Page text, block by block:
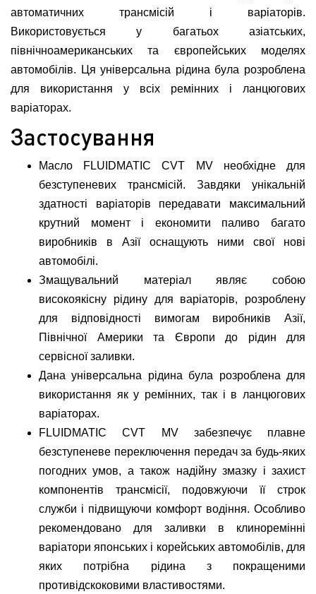
автоматичних трансмісій і варіаторів.
Використовується у багатьох азіатських,
північноамериканських та європейських моделях
автомобілів. Ця універсальна рідина була розроблена
для використання у всіх ремінних і ланцюгових
варіаторах.
Застосування
Масло FLUIDMATIC CVT MV необхідне для
безступеневих трансмісій. Завдяки унікальній
здатності варіаторів передавати максимальний
крутний момент і економити паливо багато
виробників в Азії оснащують ними свої нові
автомобілі.
Змащувальний матеріал являє собою
високоякісну рідину для варіаторів, розроблену
для відповідності вимогам виробників Азії,
Північної Америки та Європи до рідин для
сервісної заливки.
Дана універсальна рідина була розроблена для
використання як у ремінних, так і в ланцюгових
варіаторах.
FLUIDMATIC CVT MV забезпечує плавне
безступеневе переключення передач за будь-яких
погодних умов, а також надійну змазку і захист
компонентів трансмісії, подовжуючи її строк
служби і підвищуючи комфорт водіння. Особливо
рекомендовано для заливки в клиноремінні
варіатори японських і корейських автомобілів, для
яких потрібна рідина з покращеними
противідскоковими властивостями.